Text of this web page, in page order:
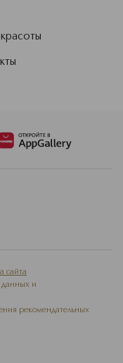
красоты
сайта
данных и
рекомендательных